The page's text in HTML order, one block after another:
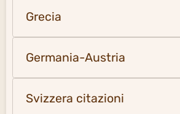
Grecia
Germania-Austria
Svizzera citazioni